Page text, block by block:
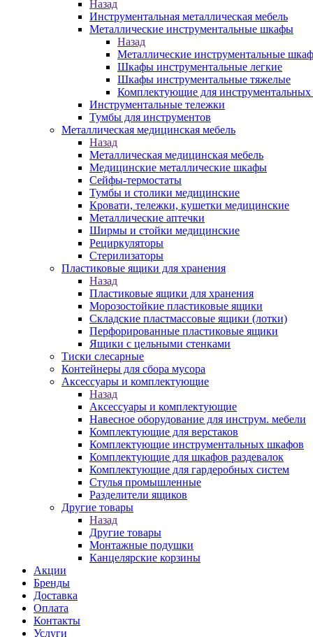
Назад
Инструментальная металлическая мебель
Металлические инструментальные шкафы
Назад
Металлические инструментальные
Шкафы инструментальные легкие
Шкафы инструментальные тяжелые
Комплектующие для
Инструментальные тележки
Тумбы для инструментов
Металлическая медицинская мебель
Назад
Металлическая медицинская мебель
Медицинские металлические шкафы
Сейфы-термостаты
Тумбы и столики медицинские
Кровати, тележки, кушетки медицинские
Металлические аптечки
Ширмы и стойки медицинские
Рециркуляторы
Стерилизаторы
Пластиковые ящики для хранения
Назад
Пластиковые ящики для хранения
Морозостойкие пластиковые ящики
Складские пластмассовые ящики (лотки)
Перфорированные пластиковые ящики
Ящики с цельными стенками
Тиски слесарные
Контейнеры для сбора мусора
Аксессуары и комплектующие
Назад
Аксессуары и комплектующие
Навесное оборудование для инструм. мебели
Комплектующие для верстаков
Комплектующие инструментальных шкафов
Комплектующие для шкафов раздевалок
Комплектующие для гардеробных систем
Стулья промышленные
Разделители ящиков
Другие товары
Назад
Другие товары
Монтажные подушки
Канцелярские корзины
Акции
Бренды
Доставка
Оплата
Контакты
Услуги